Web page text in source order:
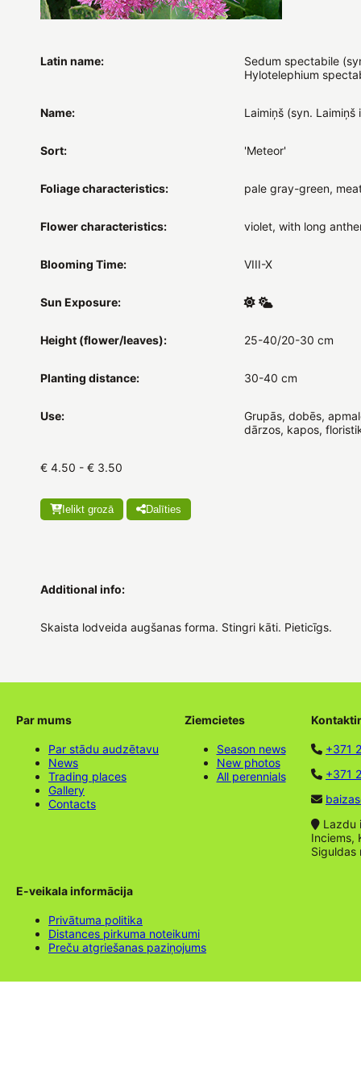
Latin name:
Sedum spectabile
Hylotelephium
Name: Laimiņš (syn. Laimiņš
Sort: 'Meteor'
Foliage characteristics: pale gray-green,
Flower characteristics: violet, with long
Blooming Time: VIII-X
Sun Exposure:
Height (flower/leaves): 25-40/20-30 cm
Planting distance: 30-40 cm
Use:
Grupās, dobēs,
dārzos, kapos,
€ 4.50 - € 3.50
Ielikt grozā Dalīties
Additional info:
Skaista lodveida augšanas forma. Stingri kāti. Pieticīgs.
Par mums
Par stādu audzētavu
News
Trading places
Gallery
Contacts
Ziemcietes
Season news
New photos
All perennials
+371
+371
Lazdu
Inciems,
Siguldas
E-veikala informācija
Privātuma politika
Distances pirkuma noteikumi
Preču atgriešanas paziņojums